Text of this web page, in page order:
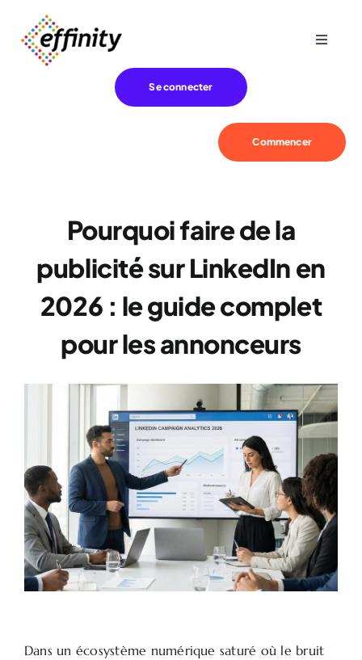
contenu
Toggle
Blog
Contact
Se connecter
Commencer
Pourquoi faire de la
publicité sur LinkedIn en
2026 : le guide complet
pour les annonceurs
Dans un écosystème numérique saturé où le bruit